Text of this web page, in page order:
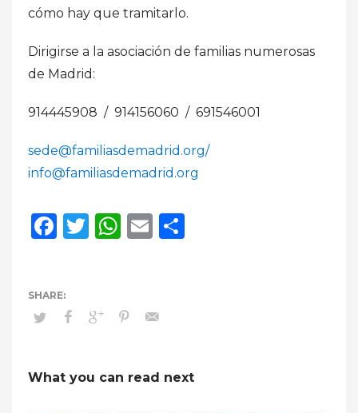
cómo hay que tramitarlo.
Dirigirse a la asociación de familias numerosas
de Madrid:
914445908 / 914156060 / 691546001
sede@familiasdemadrid.org/
info@familiasdemadrid.org
Facebook
Twitter
WhatsApp
Email
What you can read next